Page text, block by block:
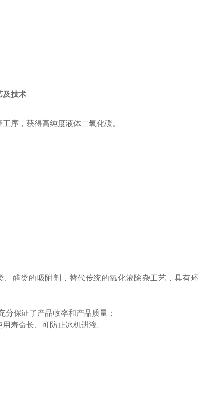
及技术
序，获得高纯度液体二氧化碳。
醛类的吸附剂，替代传统的氧化液除杂工艺，具有环
保证了产品收率和产品质量；
寿命长、可防止冰机进液。